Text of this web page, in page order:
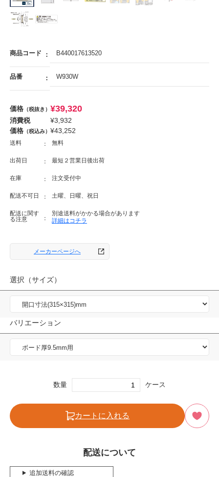
商品コード B440017613520
品番 W930W
価格 （税抜き） ¥39,320
消費税 ¥3,932
価格 （税込み） ¥43,252
送料 無料
出荷日 最短２営業日後出荷
在庫 注文受付中
配送不可日 土曜、日曜、祝日
配送に関す
る注意
別途送料がかかる場合があります
詳細はコチラ
メーカーページへ
選択（サイズ）
バリエーション
数量 ケース
カートに入れる
配送について
追加送料の確認